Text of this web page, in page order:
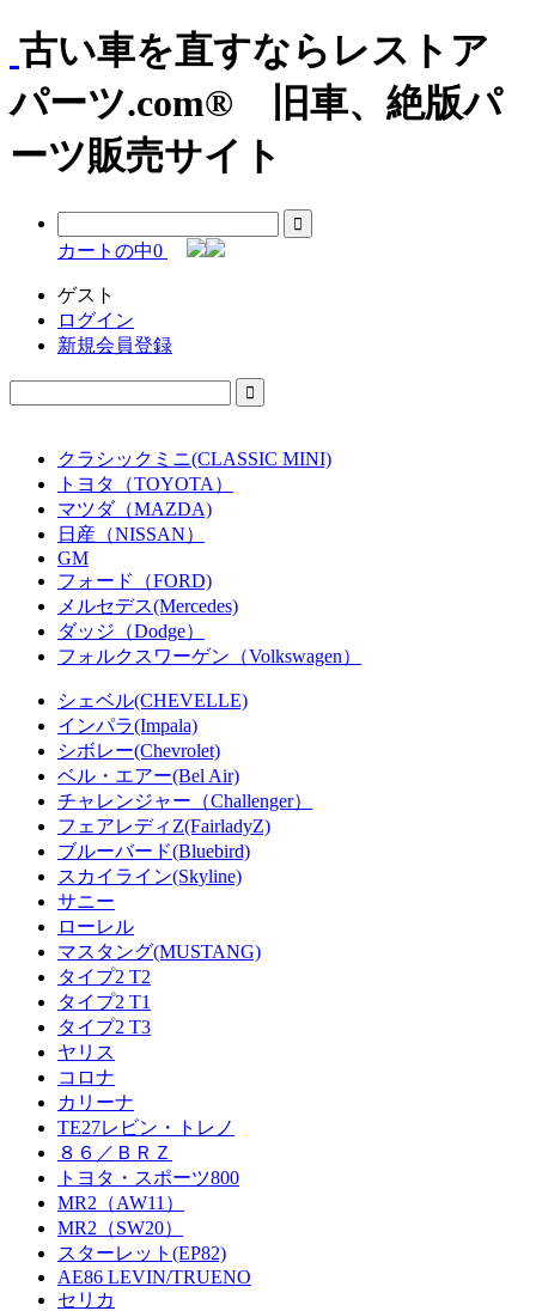
古い車を直すならレストア
パーツ.com® 旧車、絶版パ
ーツ販売サイト
カートの中0
ゲスト
ログイン
新規会員登録
クラシックミニ(CLASSIC MINI)
トヨタ（TOYOTA）
マツダ（MAZDA)
日産（NISSAN）
GM
フォード（FORD)
メルセデス(Mercedes)
ダッジ（Dodge）
フォルクスワーゲン（Volkswagen）
シェベル(CHEVELLE)
インパラ(Impala)
シボレー(Chevrolet)
ベル・エアー(Bel Air)
チャレンジャー（Challenger）
フェアレディZ(FairladyZ)
ブルーバード(Bluebird)
スカイライン(Skyline)
サニー
ローレル
マスタング(MUSTANG)
タイプ2 T2
タイプ2 T1
タイプ2 T3
ヤリス
コロナ
カリーナ
TE27レビン・トレノ
８６／ＢＲＺ
トヨタ・スポーツ800
MR2（AW11）
MR2（SW20）
スターレット(EP82)
AE86 LEVIN/TRUENO
セリカ